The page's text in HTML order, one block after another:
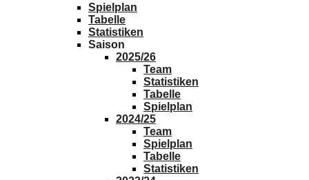
Spielplan
Tabelle
Statistiken
Saison
2025/26
Team
Statistiken
Tabelle
Spielplan
2024/25
Team
Spielplan
Tabelle
Statistiken